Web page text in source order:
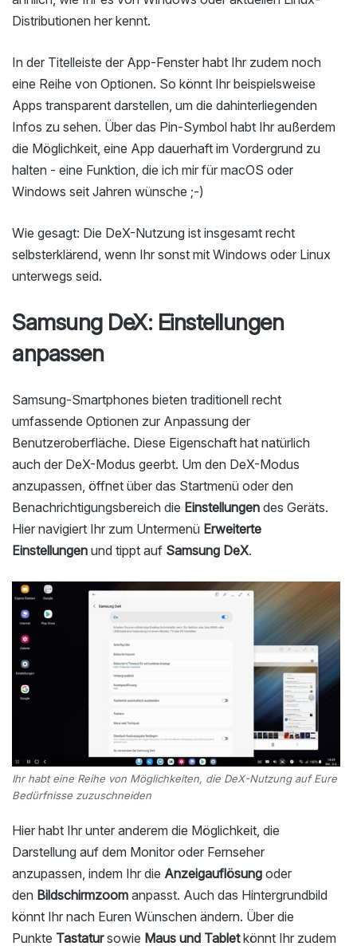
Distributionen her kennt.
In der Titelleiste der App-Fenster habt Ihr zudem noch
eine Reihe von Optionen. So könnt Ihr beispielsweise
Apps transparent darstellen, um die dahinterliegenden
Infos zu sehen. Über das Pin-Symbol habt Ihr außerdem
die Möglichkeit, eine App dauerhaft im Vordergrund zu
halten - eine Funktion, die ich mir für macOS oder
Windows seit Jahren wünsche ;-)
Wie gesagt: Die DeX-Nutzung ist insgesamt recht
selbsterklärend, wenn Ihr sonst mit Windows oder Linux
unterwegs seid.
Samsung DeX: Einstellungen
anpassen
Samsung-Smartphones bieten traditionell recht
umfassende Optionen zur Anpassung der
Benutzeroberfläche. Diese Eigenschaft hat natürlich
auch der DeX-Modus geerbt. Um den DeX-Modus
anzupassen, öffnet über das Startmenü oder den
Benachrichtigungsbereich die Einstellungen des Geräts.
Hier navigiert Ihr zum Untermenü Erweiterte
Einstellungen und tippt auf Samsung DeX.
Ihr habt eine Reihe von Möglichkeiten, die DeX-Nutzung auf Eure
Bedürfnisse zuzuschneiden
Hier habt Ihr unter anderem die Möglichkeit, die
Darstellung auf dem Monitor oder Fernseher
anzupassen, indem Ihr die Anzeigauflösung oder
den Bildschirmzoom anpasst. Auch das Hintergrundbild
könnt Ihr nach Euren Wünschen ändern. Über die
Punkte Tastatursowie Maus und Tabletkönnt Ihr zudem